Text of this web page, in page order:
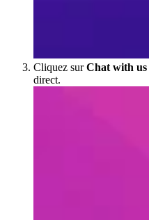
Cliquez surChat with us
direct.